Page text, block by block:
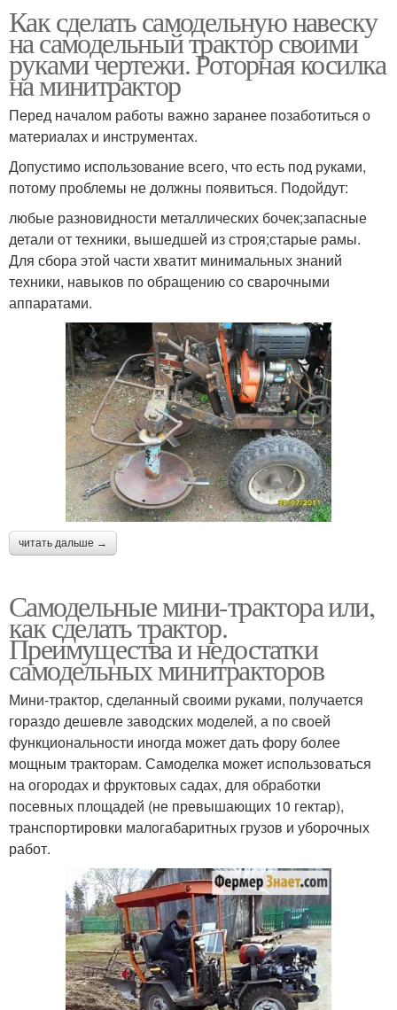
Как сделать самодельную навеску
на самодельный трактор своими
руками чертежи. Роторная косилка
на минитрактор
Перед началом работы важно заранее позаботиться о
материалах и инструментах.
Допустимо использование всего, что есть под руками,
потому проблемы не должны появиться. Подойдут:
любые разновидности металлических бочек;запасные
детали от техники, вышедшей из строя;старые рамы.
Для сбора этой части хватит минимальных знаний
техники, навыков по обращению со сварочными
аппаратами.
читать дальше →
Самодельные мини-трактора или,
как сделать трактор.
Преимущества и недостатки
самодельных минитракторов
Мини-трактор, сделанный своими руками, получается
гораздо дешевле заводских моделей, а по своей
функциональности иногда может дать фору более
мощным тракторам. Самоделка может использоваться
на огородах и фруктовых садах, для обработки
посевных площадей (не превышающих 10 гектар),
транспортировки малогабаритных грузов и уборочных
работ.